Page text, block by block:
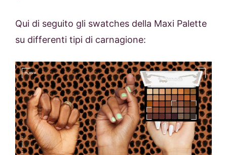
Qui di seguito gli swatches della Maxi Palette
su differenti tipi di carnagione: